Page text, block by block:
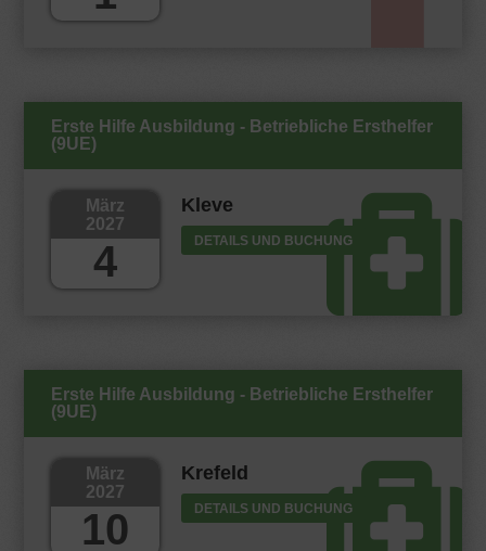
Erste Hilfe Ausbildung - Betriebliche Ersthelfer
(9UE)
März
2027
4
Kleve
DETAILS UND BUCHUNG
Erste Hilfe Ausbildung - Betriebliche Ersthelfer
(9UE)
März
2027
10
Krefeld
DETAILS UND BUCHUNG